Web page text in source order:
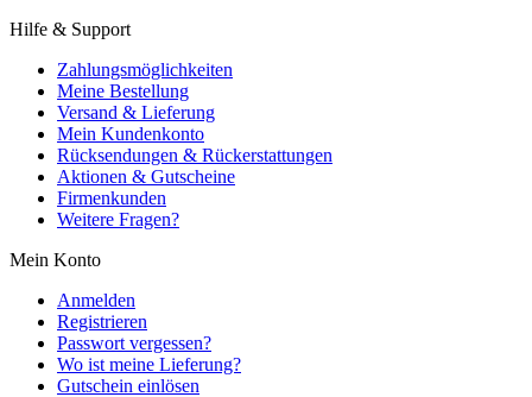
Hilfe & Support
Zahlungsmöglichkeiten
Meine Bestellung
Versand & Lieferung
Mein Kundenkonto
Rücksendungen & Rückerstattungen
Aktionen & Gutscheine
Firmenkunden
Weitere Fragen?
Mein Konto
Anmelden
Registrieren
Passwort vergessen?
Wo ist meine Lieferung?
Gutschein einlösen